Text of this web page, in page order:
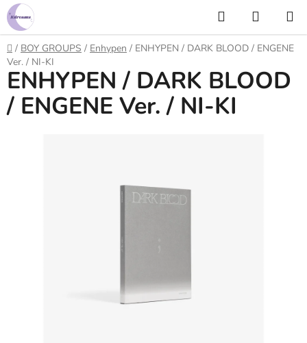
Prejsť
na
obsah
Hľadať
KOŠÍK
Domov
/ BOY GROUPS / Enhypen / ENHYPEN / DARK BLOOD / ENGENE
Ver. / NI-KI
ENHYPEN / DARK BLOOD
/ ENGENE Ver. / NI-KI